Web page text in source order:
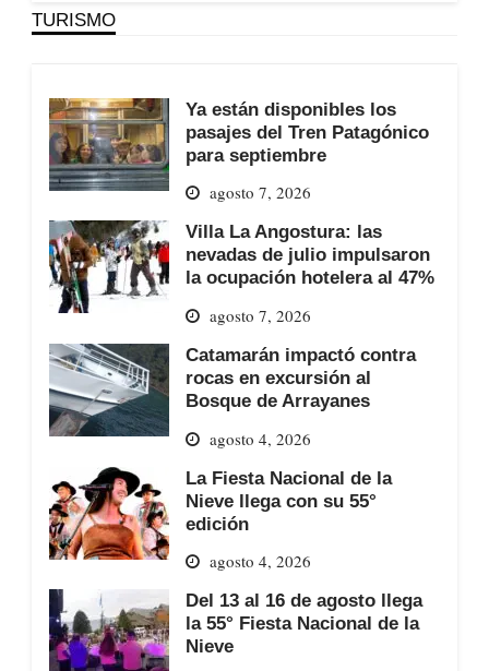
TURISMO
Ya están disponibles los
pasajes del Tren Patagónico
para septiembre
agosto 7, 2026
Villa La Angostura: las
nevadas de julio impulsaron
la ocupación hotelera al 47%
agosto 7, 2026
Catamarán impactó contra
rocas en excursión al
Bosque de Arrayanes
agosto 4, 2026
La Fiesta Nacional de la
Nieve llega con su 55°
edición
agosto 4, 2026
Del 13 al 16 de agosto llega
la 55° Fiesta Nacional de la
Nieve